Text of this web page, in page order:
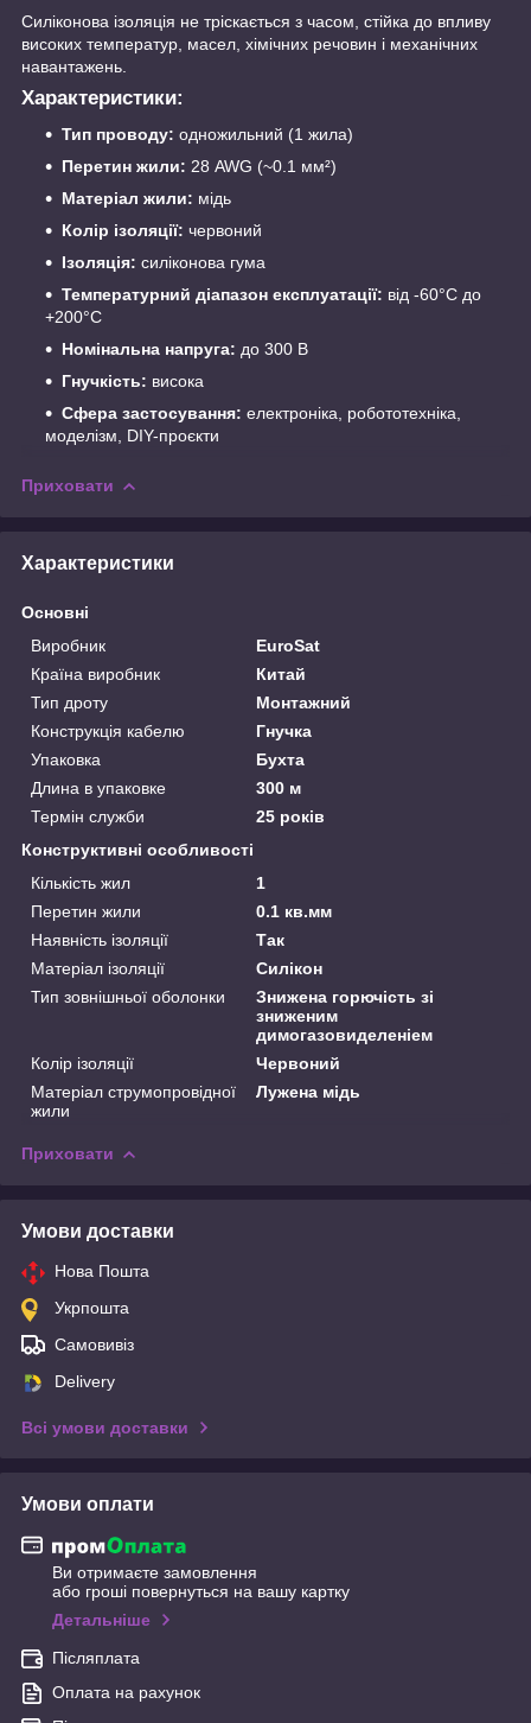
Силіконова ізоляція не тріскається з часом, стійка до впливу
високих температур, масел, хімічних речовин і механічних
навантажень.
Характеристики:
Тип проводу: одножильний (1 жила)
Перетин жили: 28 AWG (~0.1 мм²)
Матеріал жили: мідь
Колір ізоляції: червоний
Ізоляція: силіконова гума
Температурний діапазон експлуатації: від -60°C до
+200°C
Номінальна напруга: до 300 В
Гнучкість: висока
Сфера застосування: електроніка, робототехніка,
моделізм, DIY-проєкти
Приховати
Характеристики
Основні
Виробник
EuroSat
Країна виробник
Китай
Тип дроту
Монтажний
Конструкція кабелю
Гнучка
Упаковка
Бухта
Длина в упаковке
300 м
Термін служби
25 років
Конструктивні особливості
Кількість жил
1
Перетин жили
0.1 кв.мм
Наявність ізоляції
Так
Матеріал ізоляції
Силікон
Тип зовнішньої оболонки
Знижена горючість зі
зниженим
димогазовиделеніем
Колір ізоляції
Червоний
Матеріал струмопровідної
жили
Лужена мідь
Приховати
Умови доставки
Нова Пошта
Укрпошта
Самовивіз
Delivery
Всі умови доставки
Умови оплати
Ви отримаєте замовлення
або гроші повернуться на вашу картку
Детальніше
Післяплата
Оплата на рахунок